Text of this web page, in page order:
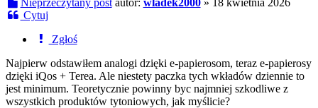
Cytuj
Zgłoś
Najpierw odstawiłem analogi dzięki e-papierosom, teraz e-papierosy
dzięki iQos + Terea. Ale niestety paczka tych wkładów dziennie to
jest minimum. Teoretycznie powinny byc najmniej szkodliwe z
wszystkich produktów tytoniowych, jak myślicie?